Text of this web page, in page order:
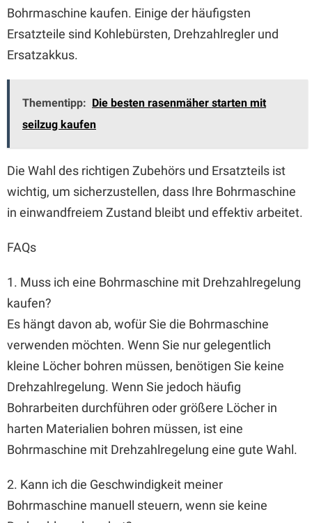
Bohrmaschine kaufen. Einige der häufigsten
Ersatzteile sind Kohlebürsten, Drehzahlregler und
Ersatzakkus.
Thementipp: Die besten rasenmäher starten mit
seilzug kaufen
Die Wahl des richtigen Zubehörs und Ersatzteils ist
wichtig, um sicherzustellen, dass Ihre Bohrmaschine
in einwandfreiem Zustand bleibt und effektiv arbeitet.
FAQs
1. Muss ich eine Bohrmaschine mit Drehzahlregelung
kaufen?
Es hängt davon ab, wofür Sie die Bohrmaschine
verwenden möchten. Wenn Sie nur gelegentlich
kleine Löcher bohren müssen, benötigen Sie keine
Drehzahlregelung. Wenn Sie jedoch häufig
Bohrarbeiten durchführen oder größere Löcher in
harten Materialien bohren müssen, ist eine
Bohrmaschine mit Drehzahlregelung eine gute Wahl.
2. Kann ich die Geschwindigkeit meiner
Bohrmaschine manuell steuern, wenn sie keine